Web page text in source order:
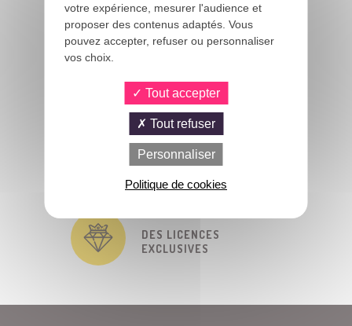
D'EXPÉRIENCE
DE DÉPÔT
UNE FORCE DE VENTE
TOUJOURS DISPONIBLE
DES LICENCES
EXCLUSIVES
votre expérience, mesurer l'audience et
proposer des contenus adaptés. Vous
pouvez accepter, refuser ou personnaliser
vos choix.
Tout accepter
Tout refuser
Personnaliser
Politique de cookies